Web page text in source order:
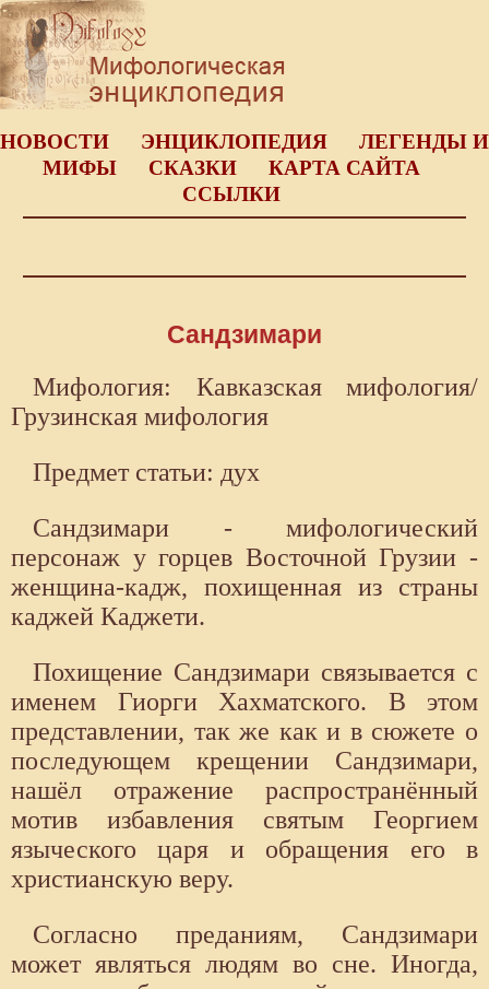
НОВОСТИ ЭНЦИКЛОПЕДИЯ
ЛЕГЕНДЫ И
МИФЫ
СКАЗКИ
КАРТА САЙТА
ССЫЛКИ
Сандзимари
Мифология: Кавказская мифология/
Грузинская мифология
Предмет статьи: дух
Сандзимари - мифологический
персонаж у горцев Восточной Грузии -
женщина-кадж, похищенная из страны
каджей Каджети.
Похищение Сандзимари связывается с
именем Гиорги Хахматского. В этом
представлении, так же как и в сюжете о
последующем крещении Сандзимари,
нашёл отражение распространённый
мотив избавления святым Георгием
языческого царя и обращения его в
христианскую веру.
Согласно преданиям, Сандзимари
может являться людям во сне. Иногда,